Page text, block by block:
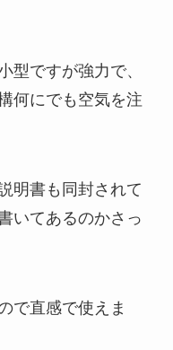
型ですが強力で、
何にでも空気を注
明書も同封されて
いてあるのかさっ
で直感で使えま